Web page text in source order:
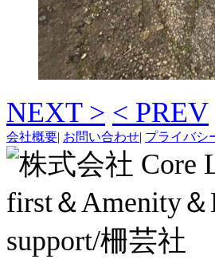
NEXT > < PREV
会社概要| お問い合わせ| プライバシ